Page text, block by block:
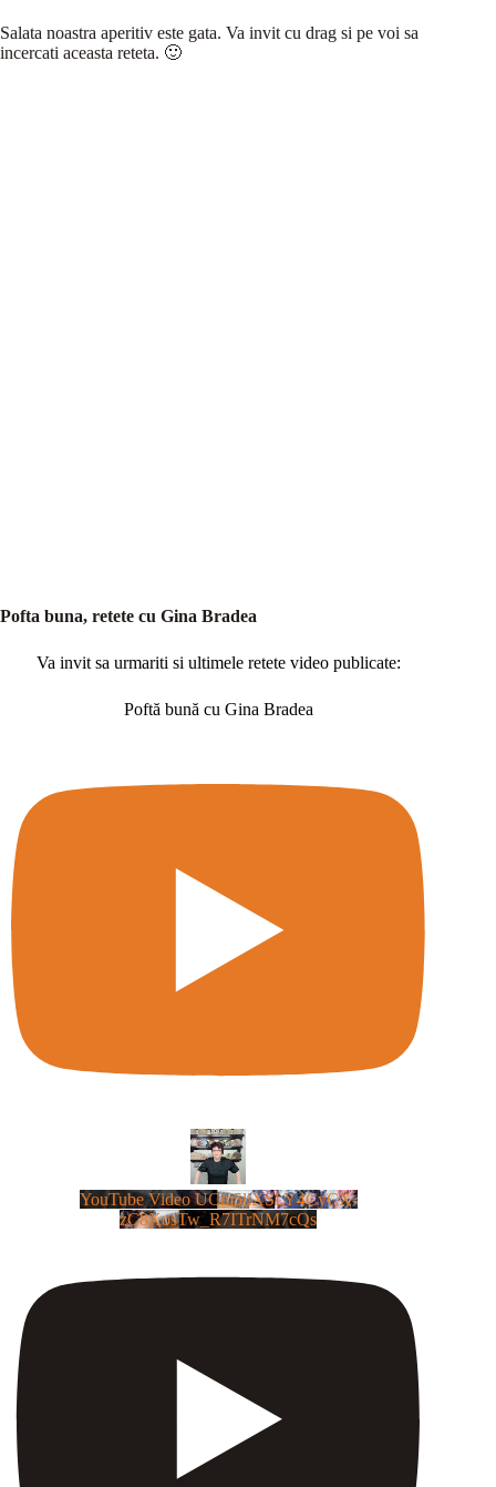
Salata noastra aperitiv este gata. Va invit cu drag si pe voi sa
incercati aceasta reteta. 🙂
Pofta buna, retete cu Gina Bradea
Va invit sa urmariti si ultimele retete video publicate:
Poftă bună cu Gina Bradea
YouTube Video UCm5llXSLY4CyCX-
zC8XosTw_R7ITrNM7cQs